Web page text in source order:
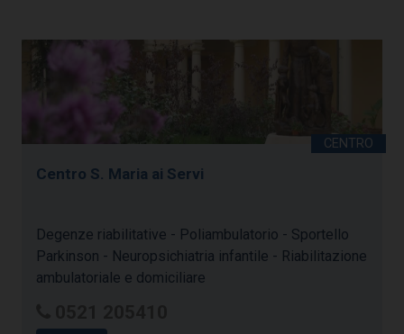
Centro S. Maria ai Servi
Degenze riabilitative - Poliambulatorio - Sportello
Parkinson - Neuropsichiatria infantile - Riabilitazione
ambulatoriale e domiciliare